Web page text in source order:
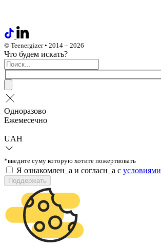
© Teenergizer • 2014 – 2026
Что будем искать?
Одноразово
Ежемесечно
UAH
*введите суму которую хотите пожертвовать
Я ознакомлен_а и согласн_а c условиями
Поддержать